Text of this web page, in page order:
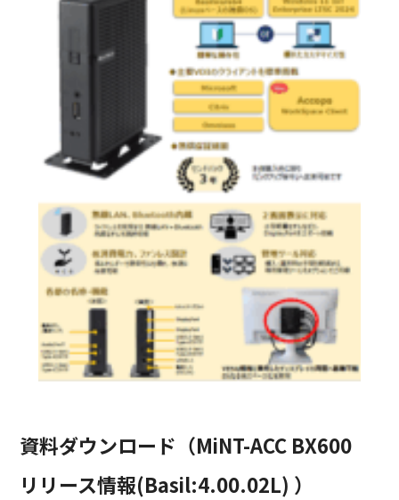
資料ダウンロード（MiNT-ACC BX600
リリース情報(Basil:4.00.02L) ）